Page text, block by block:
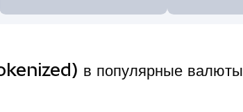
в популярные валюты